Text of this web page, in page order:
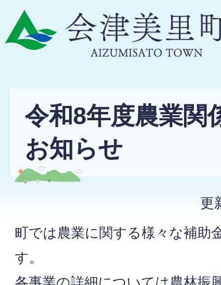
令和8年度農業関
お知らせ
更
町では農業に関する様々な補助
す。